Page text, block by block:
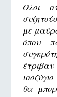
Όλοι
με
όπου
θα